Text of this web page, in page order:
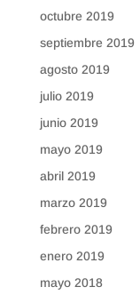
octubre 2019
septiembre 2019
agosto 2019
julio 2019
junio 2019
mayo 2019
abril 2019
marzo 2019
febrero 2019
enero 2019
mayo 2018